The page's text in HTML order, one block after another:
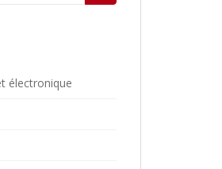
électronique